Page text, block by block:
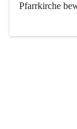
Pfarrkirche
Der Weinbau